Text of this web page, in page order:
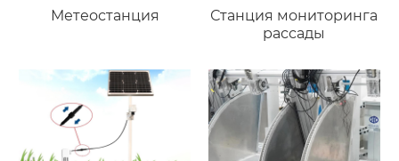
Метеостанция
Станция мониторинга
рассады